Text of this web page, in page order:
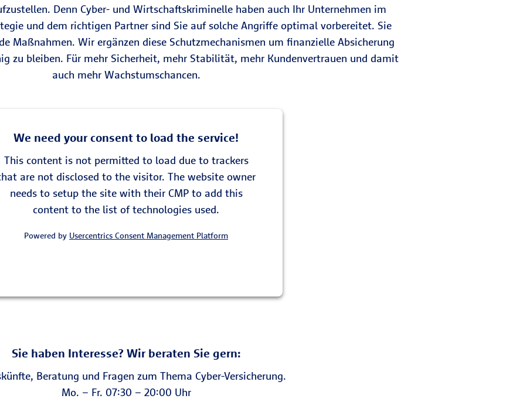
Denn Cyber- und Wirtschaftskriminelle haben auch Ihr Unternehmen im
und dem richtigen Partner sind Sie auf solche Angriffe optimal vorbereitet. Sie
Maßnahmen. Wir ergänzen diese Schutzmechanismen um finanzielle Absicherung
zu bleiben. Für mehr Sicherheit, mehr Stabilität, mehr Kundenvertrauen und damit
auch mehr Wachstumschancen.
We need your consent to load the service!
This content is not permitted to load due to trackers
are not disclosed to the visitor. The website owner
needs to setup the site with their CMP to add this
content to the list of technologies used.
Powered by Usercentrics Consent Management Platform
Sie haben Interesse? Wir beraten Sie gern:
Bera­tung und Fragen zum Thema Cyber-Versicherung.
Mo. – Fr. 07:30 – 20:00 Uhr